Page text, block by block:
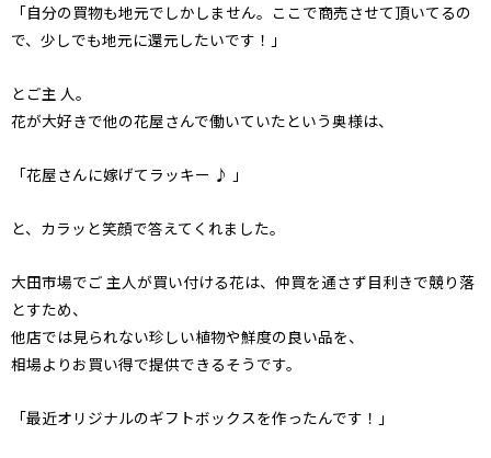
「自分の買物も地元でしかしません。ここで商売させて頂いてるの
で、少しでも地元に還元したいです！」
とご主 人。
花が大好きで他の花屋さんで働いていたという奥様は、
「花屋さんに嫁げてラッキー ♪ 」
と、カラッと笑顔で答えてくれました。
大田市場でご 主人が買い付ける花は、仲買を通さず目利きで競り落
とすため、
他店では見られない珍しい植物や鮮度の良い品を、
相場よりお買い得で提供できるそうです。
「最近オリジナルのギフトボックスを作ったんです！」